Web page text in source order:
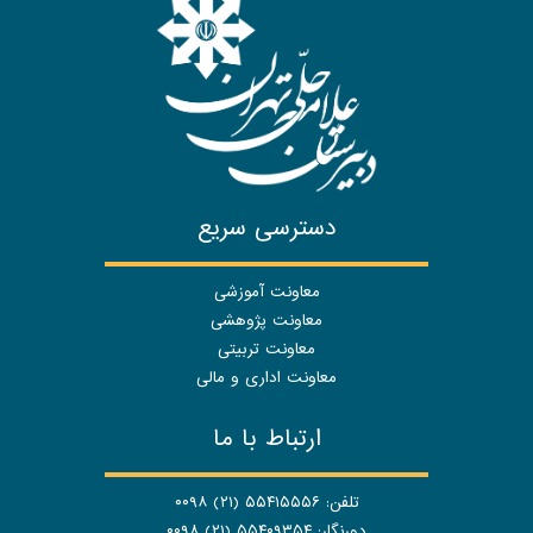
دسترسی سریع
معاونت آموزشی
معاونت پژوهشی
معاونت تربیتی
معاونت اداری و مالی
ارتباط با ما
تلفن: ۵۵۴۱۵۵۵۶ (۲۱) ۰۰۹۸